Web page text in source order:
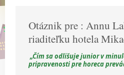
Otáznik pre : Annu
riaditeľku hotela
„Čím sa odlišuje junior v
pripravenosti pre horeca